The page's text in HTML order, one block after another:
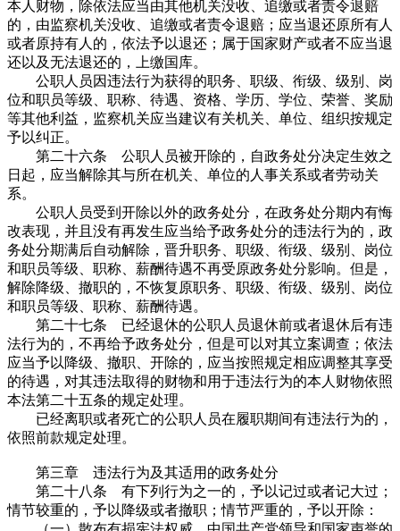
本人财物，除依法应当由其他机关没收、追缴或者责令退赔
的，由监察机关没收、追缴或者责令退赔；应当退还原所有人
或者原持有人的，依法予以退还；属于国家财产或者不应当退
还以及无法退还的，上缴国库。
公职人员因违法行为获得的职务、职级、衔级、级别、岗
位和职员等级、职称、待遇、资格、学历、学位、荣誉、奖励
等其他利益，监察机关应当建议有关机关、单位、组织按规定
予以纠正。
第二十六条 公职人员被开除的，自政务处分决定生效之
日起，应当解除其与所在机关、单位的人事关系或者劳动关
系。
公职人员受到开除以外的政务处分，在政务处分期内有悔
改表现，并且没有再发生应当给予政务处分的违法行为的，政
务处分期满后自动解除，晋升职务、职级、衔级、级别、岗位
和职员等级、职称、薪酬待遇不再受原政务处分影响。但是，
解除降级、撤职的，不恢复原职务、职级、衔级、级别、岗位
和职员等级、职称、薪酬待遇。
第二十七条 已经退休的公职人员退休前或者退休后有违
法行为的，不再给予政务处分，但是可以对其立案调查；依法
应当予以降级、撤职、开除的，应当按照规定相应调整其享受
的待遇，对其违法取得的财物和用于违法行为的本人财物依照
本法第二十五条的规定处理。
已经离职或者死亡的公职人员在履职期间有违法行为的，
依照前款规定处理。
第三章 违法行为及其适用的政务处分
第二十八条 有下列行为之一的，予以记过或者记大过；
情节较重的，予以降级或者撤职；情节严重的，予以开除：